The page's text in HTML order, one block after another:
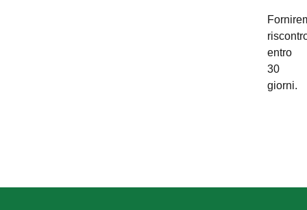
entro
30
giorni.